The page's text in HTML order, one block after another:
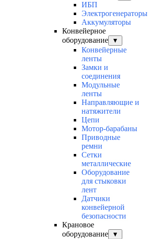
ИБП
Электрогенераторы
Аккумуляторы
Конвейерное
оборудование
▼
Конвейерные
ленты
Замки и
соединения
Модульные
ленты
Направляющие и
натяжители
Цепи
Мотор-барабаны
Приводные
ремни
Сетки
металлические
Оборудование
для стыковки
лент
Датчики
конвейерной
безопасности
Крановое
оборудование
▼